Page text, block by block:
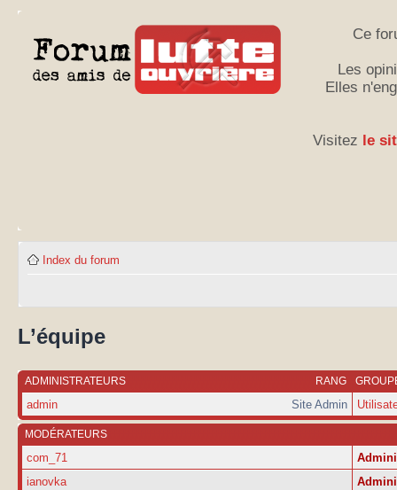
Ce
Les
Elles
Visitez le
Index du forum
L’équipe
RANG
ADMINISTRATEURS
Site Admin
admin
MODÉRATEURS
com_71
ianovka